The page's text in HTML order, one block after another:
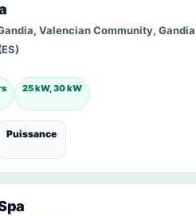
Valencian Community, Gandia
25 kW, 30 kW
Puissance